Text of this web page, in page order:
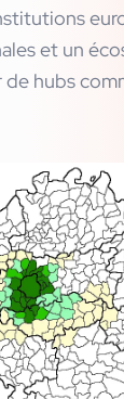
et un
hubs